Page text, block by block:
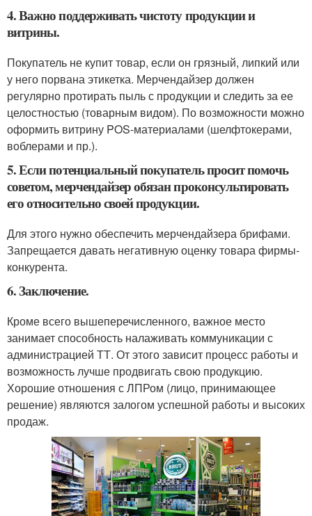
4. Важно поддерживать чистоту продукции и
витрины.
Покупатель не купит товар, если он грязный, липкий или
у него порвана этикетка. Мерчендайзер должен
регулярно протирать пыль с продукции и следить за ее
целостностью (товарным видом). По возможности можно
оформить витрину POS-материалами (шелфтокерами,
воблерами и пр.).
5. Если потенциальный покупатель просит помочь
советом, мерчендайзер обязан проконсультировать
его относительно своей продукции.
Для этого нужно обеспечить мерчендайзера брифами.
Запрещается давать негативную оценку товара фирмы-
конкурента.
6. Заключение.
Кроме всего вышеперечисленного, важное место
занимает способность налаживать коммуникации с
администрацией ТТ. От этого зависит процесс работы и
возможность лучше продвигать свою продукцию.
Хорошие отношения с ЛПРом (лицо, принимающее
решение) являются залогом успешной работы и высоких
продаж.